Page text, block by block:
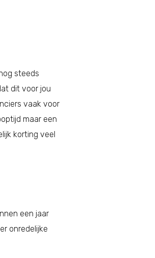
steeds
dit voor jou
vaak voor
maar een
korting veel
een jaar
onredelijke